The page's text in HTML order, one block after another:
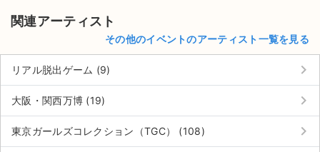
特定商取引法に基づく表記
不正転売禁止法について
チケットジャムの取り組み
音楽情報
関連アーティスト
その他のイベントのアーティスト一覧を見る
リアル脱出ゲーム (9) keyboard_arrow_right
大阪・関西万博 (19) keyboard_arrow_right
東京ガールズコレクション（TGC） (108) keyboard_arrow_right